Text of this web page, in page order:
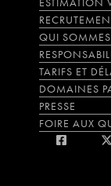
QUI
TARIFS ET
DOMAINES
PRESSE
FOIRE AUX